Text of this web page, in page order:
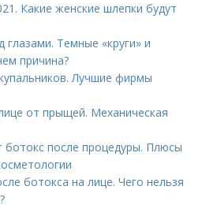
Какие женские шлепки будут
Темные «круги» и
причина?
Лучшие фирмы
от прыщей. Механическая
ботокс после процедуры. Плюсы
ботокса на лице. Чего нельзя